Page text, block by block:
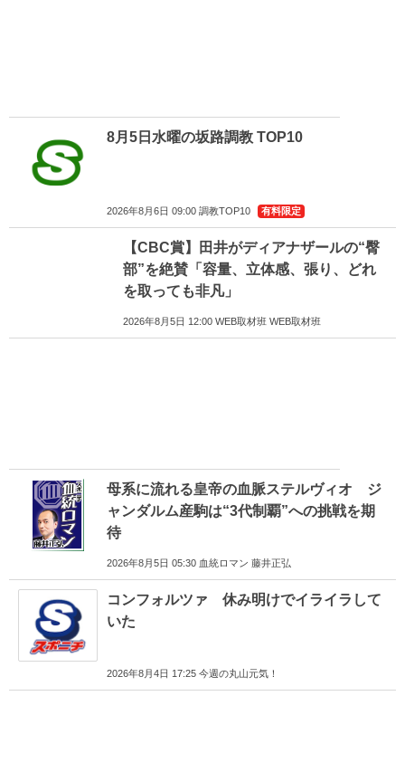
8月5日水曜の坂路調教 TOP10
2026年8月6日 09:00 調教TOP10 有料限定
【CBC賞】田井がディアナザールの“臀
部”を絶賛「容量、立体感、張り、どれ
を取っても非凡」
2026年8月5日 12:00 WEB取材班 WEB取材班
母系に流れる皇帝の血脈ステルヴィオ ジ
ャンダルム産駒は“3代制覇”への挑戦を期
待
2026年8月5日 05:30 血統ロマン 藤井正弘
コンフォルツァ 休み明けでイライラして
いた
2026年8月4日 17:25 今週の丸山元気！